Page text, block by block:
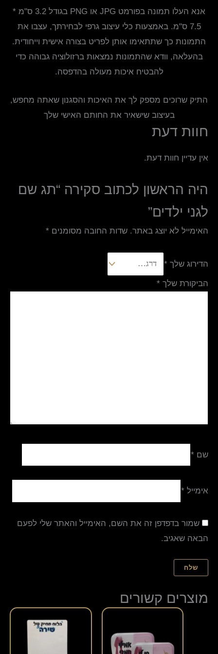
אנא העלו תמונה בפורמט JPG או PNG בגודל 3.2 ס"מ *
7.5 ס"מ. באמצעות כלי עיצוב גרפי לבחירתך, עצבו את
התמונות כך שתתאימו אותן לפריט בצורה אישית וייחודית.
בהעלאה, וודא שהתמונות נמצאות ברזולוציה גבוהה כדי
להבטיח איכות מעולה בהדפסה.
התיק שרוכים מספק לך את האיכות והסגנון שאתה מחפש,
בעיצוב שישאיר את החותם האישי שלך
חוות דעת
אין עדיין חוות דעת.
היה הראשון לכתוב סקירה “תג שם
לגני ילדים”
האימייל לא יוצג באתר. שדות החובה מסומנים *
הדירוג שלך *
הביקורת שלך *
שם *
אימייל *
שמור בדפדפן זה את השם, האימייל והאתר שלי לפעם
הבאה שאגיב.
מוצרים קשורים
זה
יש